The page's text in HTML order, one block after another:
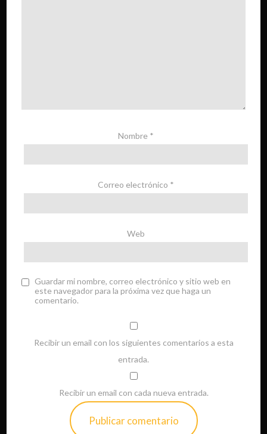
Nombre *
Correo electrónico *
Web
Guardar mi nombre, correo electrónico y sitio web en
este navegador para la próxima vez que haga un
comentario.
Recibir un email con los siguientes comentarios a esta
entrada.
Recibir un email con cada nueva entrada.